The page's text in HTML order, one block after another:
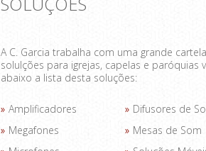
A C. Garcia trabalha com uma grande
solulções para igrejas, capelas e paróquias
abaixo a lista desta soluções:
Amplificadores
Difusores de
Megafones
Mesas de Som